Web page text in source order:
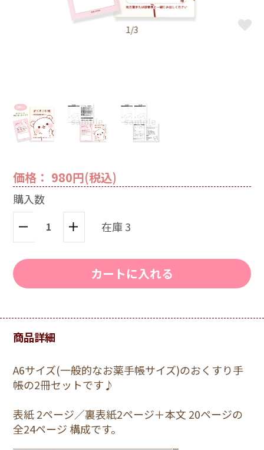
1/3
価格： 980円(税込)
購入数
在庫 3
カートに入れる
商品詳細
A6サイズ(一般的なお薬手帳サイズ)のおくすり手
帳の2冊セットです♪
表紙 2ページ／裏表紙2ページ＋本文 20ページの
全24ページ 構成です。